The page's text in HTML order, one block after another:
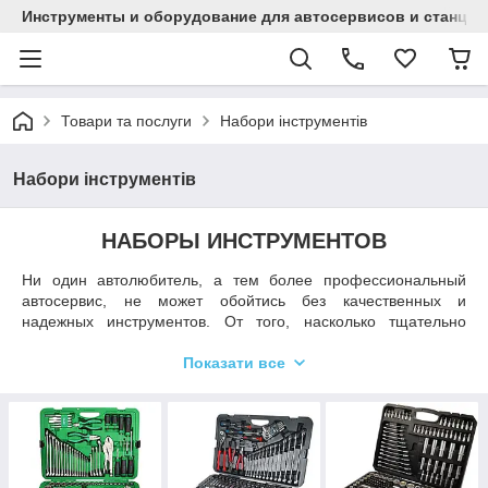
Инструменты и оборудование для автосервисов и
Товари та послуги Набори інструментів
Набори інструментів
НАБОРЫ ИНСТРУМЕНТОВ
Ни один автолюбитель, а тем более профессиональный
автосервис, не может обойтись без качественных и
надежных инструментов. От того, насколько тщательно
зависят продуктивность эксплуатации авто и максимально
НАБОРЫ ИНСТРУМЕНТОВ TOPTUL, MIOL И
ДРУГИЕ
В текущем разделе представлен широчайший выбор
Показати все